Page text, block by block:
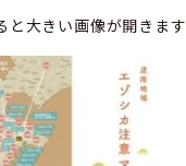
と大きい画像が開きます